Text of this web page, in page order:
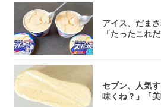
アイス、だま
「たったこれ
セブン、人気
味くね？」「